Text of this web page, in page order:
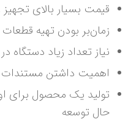
قیمت بسیار بالای
زمان‌بر بودن تهیه
نیاز تعداد زیاد دستگاه
اهمیت داشتن مستندات
تولید یک محصول برای
حال توسعه